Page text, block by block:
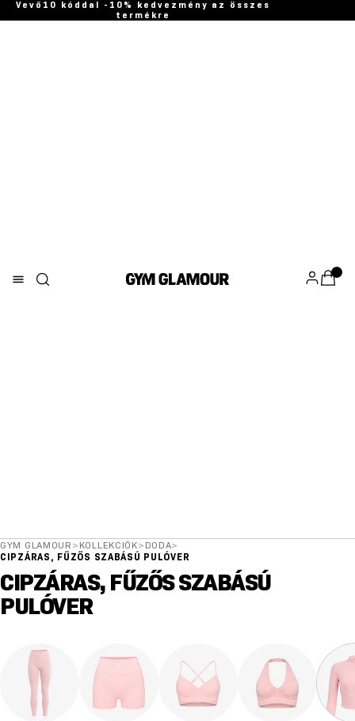
Vevő10 kóddal -10% kedvezmény az összes
termékre
GYM GLAMOUR > KOLLEKCIÓK> DODA>
CIPZÁRAS, FŰZŐS SZABÁSÚ PULÓVER
CIPZÁRAS, FŰZŐS SZABÁSÚ
PULÓVER